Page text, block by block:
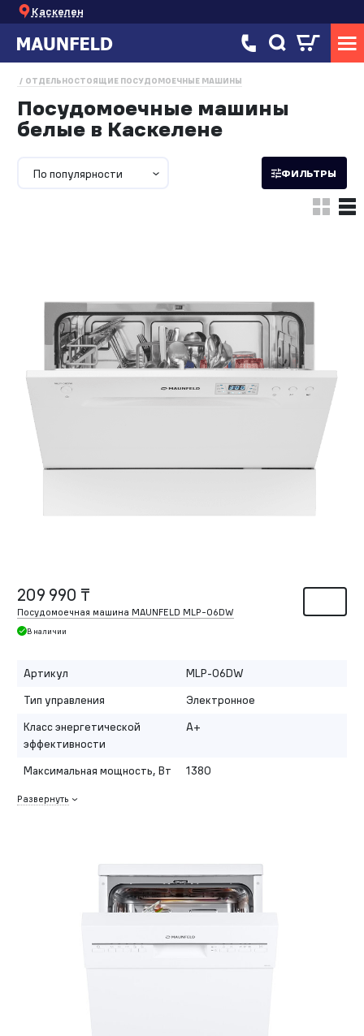
Каскелен
ОТДЕЛЬНОСТОЯЩИЕ ПОСУДОМОЕЧНЫЕ МАШИНЫ
Посудомоечные машины
белые в Каскелене
По популярности ФИЛЬТРЫ
209 990 ₸
Посудомоечная машина MAUNFELD MLP-06DW
В наличии
Артикул
MLP-06DW
Тип управления
Электронное
Класс энергетической
эффективности
A+
Максимальная мощность, Вт 1380
Развернуть